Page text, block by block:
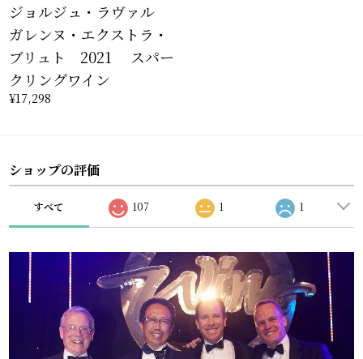
ジョルジュ・ラヴァル
ガレンヌ・エクストラ・
ブリュト 2021 スパー
クリングワイン
¥17,298
ショップの評価
すべて 107 1 1